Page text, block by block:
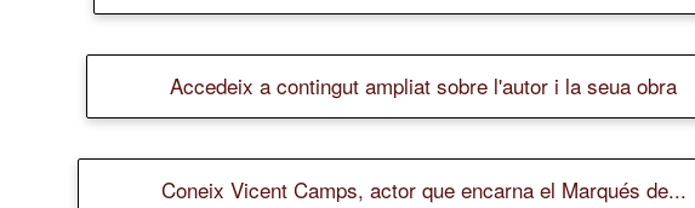
Accedeix a contingut ampliat sobre l'autor i la seua obra
Coneix Vicent Camps, actor que encarna el Marqués de...